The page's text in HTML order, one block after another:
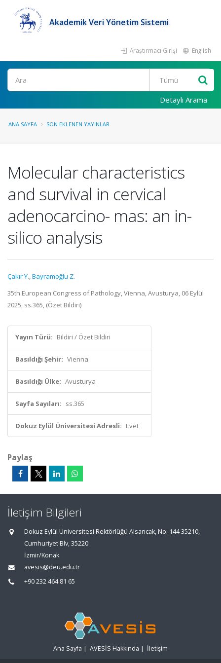
Akademik Veri Yönetim Sistemi
Araştırmacı Girişi English
Ara
Detaylı Arama
ANA SAYFA SON EKLENEN YAYINLAR
Molecular characteristics
and survival in cervical
adenocarcino- mas: an in-
silico analysis
Çakır Y.,Bayramoğlu Z.
35th European Congress of Pathology, Vienna, Avusturya, 06 Eylül
2025, ss.365, (Özet Bildiri)
Yayın Türü: Bildiri / Özet Bildiri
Basıldığı Şehir: Vienna
Basıldığı Ülke: Avusturya
Sayfa Sayıları: ss.365
Dokuz Eylül Üniversitesi Adresli: Evet
Paylaş
İletişim Bilgileri
Dokuz Eylül Üniversitesi Rektörlüğü Alsancak, No: 144 35210,
Cumhuriyet Blv, 35220
İzmir/Konak
avesis@deu.edu.tr
+90 232 464 81 65
Ana Sayfa | AVESİS Hakkında | İletişim